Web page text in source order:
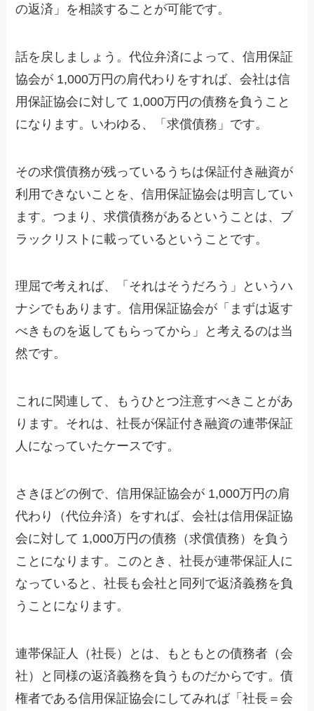
の返済」を相談することが可能です。
話を戻しましょう。代位弁済によって、信用保証
協会が 1,000万円の肩代わりをすれば、会社は信
用保証協会に対して 1,000万円の債務を負うこと
になります。いわゆる、「求償債務」です。
その求償債務が残っているうちは保証付き融資が
利用できないことを、信用保証協会は明言してい
ます。つまり、求償債務があるということは、ブ
ラックリストに載っているということです。
理屈で考えれば、「それはそうだろう」というハ
ナシでもあります。信用保証協会が「まずは返す
べきものを返してもらってから」と考えるのは当
然です。
これに関連して、もうひとつ注意すべきことがあ
ります。それは、社長が保証付き融資の連帯保証
人になっていたケースです。
さきほどの例で、信用保証協会が 1,000万円の肩
代わり（代位弁済）をすれば、会社は信用保証協
会に対して 1,000万円の債務（求償債務）を負う
ことになります。このとき、社長が連帯保証人に
なっていると、社長も会社と同列で返済義務を負
うことになります。
連帯保証人（社長）とは、もともとの債務者（会
社）と同様の返済義務を負うものだからです。債
権者である信用保証協会にしてみれば「社長＝会